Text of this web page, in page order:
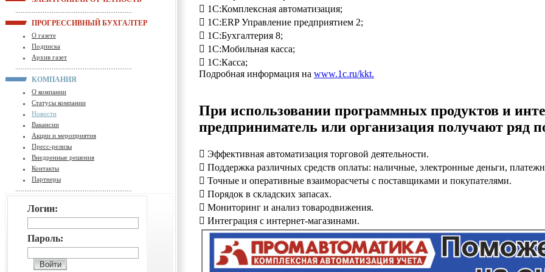
ПРОГРЕССИВНЫЙ БУХГАЛТЕР
О газете
Подписка
Архив газет
КОМПАНИЯ
О компании
Статусы компании
Новости
Вакансии
Акции и мероприятия
Пресс-релизы
Внедренные решения
Контакты
Партнеры
Логин:
Пароль:
 1С:Комплексная автоматизация;
 1С:ERP Управление предприятием 2;
 1С:Бухгалтерия 8;
 1С:Мобильная касса;
 1С:Касса;
Подробная информация на www.1c.ru/kkt.
При использовании программных продуктов и
предприниматель или организация получают ряд
 Эффективная автоматизация торговой деятельности.
 Поддержка различных средств оплаты: наличные, электронные деньги,
 Точные и оперативные взаиморасчеты с поставщиками и покупателями.
 Порядок в складских запасах.
 Мониторинг и анализ товародвижения.
 Интеграция с интернет-магазинами.